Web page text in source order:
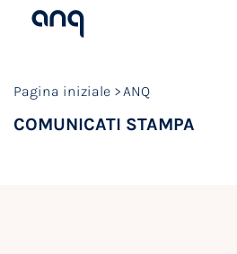
Pagina iniziale ANQ
COMUNICATI STAMPA